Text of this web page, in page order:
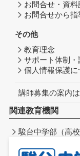
お問合せ・資料
お問合せから
その他
教育理念
サポート体制・
個人情報保護に
講師募集の案内
関連教育機関
駿台中学部（高